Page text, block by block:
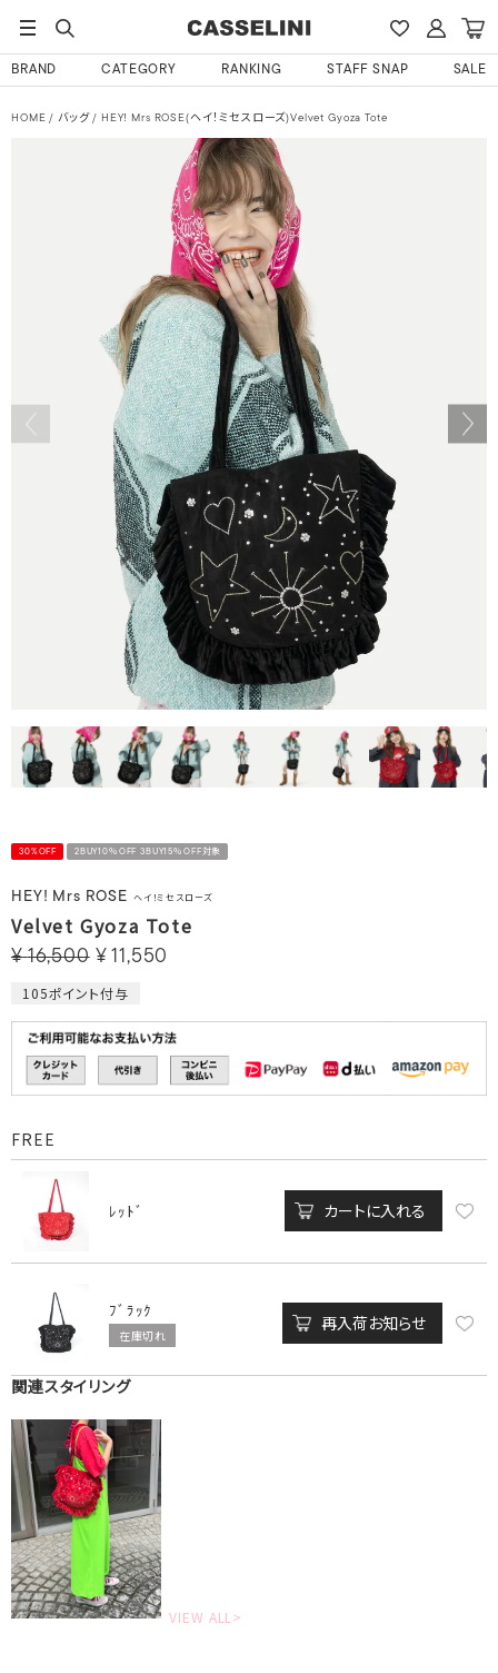
BRAND CATEGORY RANKING STAFF SNAP SALE
HOME バッグ HEY! Mrs ROSE(ヘイ！ミセスローズ)Velvet Gyoza Tote
30%OFF 2BUY10％OFF 3BUY15％OFF対象
HEY! Mrs ROSE ヘイ！ミセスローズ
Velvet Gyoza Tote
¥ 16,500 ¥ 11,550
105ポイント付与
FREE
ﾚｯﾄﾞ カートに入れる
ﾌﾞﾗｯｸ
在庫切れ
再入荷お知らせ
関連スタイリング
VIEW ALL>